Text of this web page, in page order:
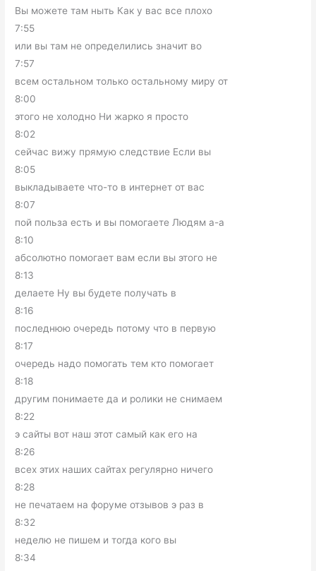
Вы можете там ныть Как у вас все плохо
7:55
или вы там не определились значит во
7:57
всем остальном только остальному миру от
8:00
этого не холодно Ни жарко я просто
8:02
сейчас вижу прямую следствие Если вы
8:05
выкладываете что-то в интернет от вас
8:07
пой польза есть и вы помогаете Людям а-а
8:10
абсолютно помогает вам если вы этого не
8:13
делаете Ну вы будете получать в
8:16
последнюю очередь потому что в первую
8:17
очередь надо помогать тем кто помогает
8:18
другим понимаете да и ролики не снимаем
8:22
э сайты вот наш этот самый как его на
8:26
всех этих наших сайтах регулярно ничего
8:28
не печатаем на форуме отзывов э раз в
8:32
неделю не пишем и тогда кого вы
8:34